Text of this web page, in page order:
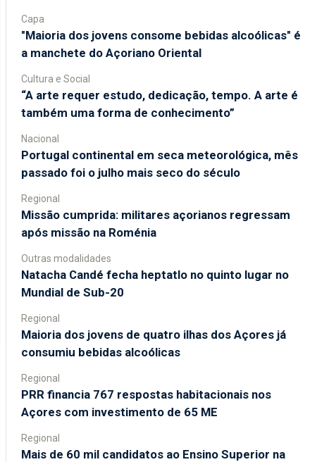
Capa
"Maioria dos jovens consome bebidas alcoólicas" é
a manchete do Açoriano Oriental
Cultura e Social
“A arte requer estudo, dedicação, tempo. A arte é
também uma forma de conhecimento”
Nacional
Portugal continental em seca meteorológica, mês
passado foi o julho mais seco do século
Regional
Missão cumprida: militares açorianos regressam
após missão na Roménia
Outras modalidades
Natacha Candé fecha heptatlo no quinto lugar no
Mundial de Sub-20
Regional
Maioria dos jovens de quatro ilhas dos Açores já
consumiu bebidas alcoólicas
Regional
PRR financia 767 respostas habitacionais nos
Açores com investimento de 65 ME
Regional
Mais de 60 mil candidatos ao Ensino Superior na